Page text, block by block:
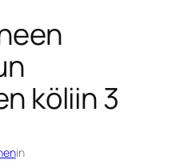
köliin 3
in